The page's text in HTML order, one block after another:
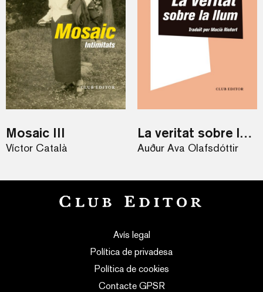
Mosaic III
Víctor Català
La veritat sobre la llum
Auður Ava Ólafsdóttir
Avís legal
Política de privadesa
Política de cookies
Contacte GPSR